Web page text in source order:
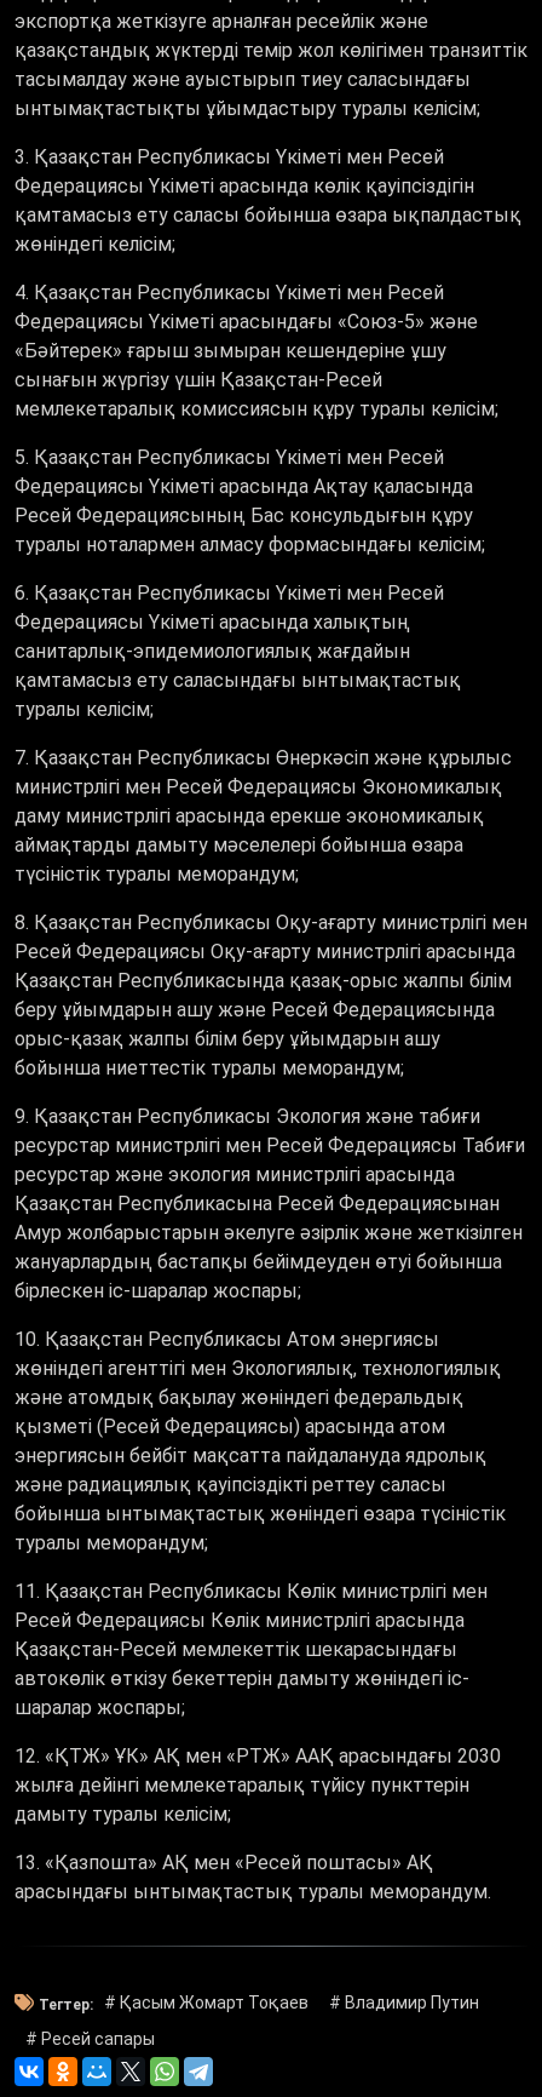
экспортқа жеткізуге арналған ресейлік және
қазақстандық жүктерді темір жол көлігімен транзиттік
тасымалдау және ауыстырып тиеу саласындағы
ынтымақтастықты ұйымдастыру туралы келісім;
3. Қазақстан Республикасы Үкіметі мен Ресей
Федерациясы Үкіметі арасында көлік қауіпсіздігін
қамтамасыз ету саласы бойынша өзара ықпалдастық
жөніндегі келісім;
4. Қазақстан Республикасы Үкіметі мен Ресей
Федерациясы Үкіметі арасындағы «Союз-5» және
«Бәйтерек» ғарыш зымыран кешендеріне ұшу
сынағын жүргізу үшін Қазақстан-Ресей
мемлекетаралық комиссиясын құру туралы келісім;
5. Қазақстан Республикасы Үкіметі мен Ресей
Федерациясы Үкіметі арасында Ақтау қаласында
Ресей Федерациясының Бас консульдығын құру
туралы ноталармен алмасу формасындағы келісім;
6. Қазақстан Республикасы Үкіметі мен Ресей
Федерациясы Үкіметі арасында халықтың
санитарлық-эпидемиологиялық жағдайын
қамтамасыз ету саласындағы ынтымақтастық
туралы келісім;
7. Қазақстан Республикасы Өнеркәсіп және құрылыс
министрлігі мен Ресей Федерациясы Экономикалық
даму министрлігі арасында ерекше экономикалық
аймақтарды дамыту мәселелері бойынша өзара
түсіністік туралы меморандум;
8. Қазақстан Республикасы Оқу-ағарту министрлігі мен
Ресей Федерациясы Оқу-ағарту министрлігі арасында
Қазақстан Республикасында қазақ-орыс жалпы білім
беру ұйымдарын ашу және Ресей Федерациясында
орыс-қазақ жалпы білім беру ұйымдарын ашу
бойынша ниеттестік туралы меморандум;
9. Қазақстан Республикасы Экология және табиғи
ресурстар министрлігі мен Ресей Федерациясы Табиғи
ресурстар және экология министрлігі арасында
Қазақстан Республикасына Ресей Федерациясынан
Амур жолбарыстарын әкелуге әзірлік және жеткізілген
жануарлардың бастапқы бейімдеуден өтуі бойынша
бірлескен іс-шаралар жоспары;
10. Қазақстан Республикасы Атом энергиясы
жөніндегі агенттігі мен Экологиялық, технологиялық
және атомдық бақылау жөніндегі федеральдық
қызметі (Ресей Федерациясы) арасында атом
энергиясын бейбіт мақсатта пайдалануда ядролық
және радиациялық қауіпсіздікті реттеу саласы
бойынша ынтымақтастық жөніндегі өзара түсіністік
туралы меморандум;
11. Қазақстан Республикасы Көлік министрлігі мен
Ресей Федерациясы Көлік министрлігі арасында
Қазақстан-Ресей мемлекеттік шекарасындағы
автокөлік өткізу бекеттерін дамыту жөніндегі іс-
шаралар жоспары;
12. «ҚТЖ» ҰК» АҚ мен «РТЖ» ААҚ арасындағы 2030
жылға дейінгі мемлекетаралық түйісу пункттерін
дамыту туралы келісім;
13. «Қазпошта» АҚ мен «Ресей поштасы» АҚ
арасындағы ынтымақтастық туралы меморандум.
Тегтер: # Қасым Жомарт Тоқаев
# Владимир Путин
# Ресей сапары